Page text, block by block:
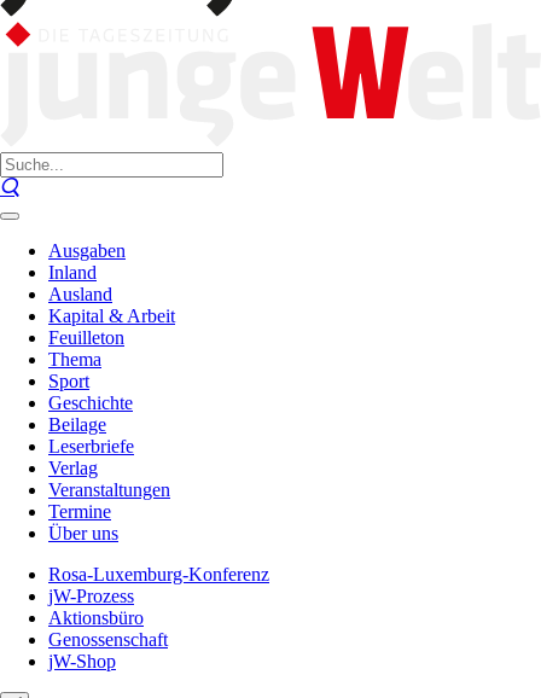
Ausgaben
Inland
Ausland
Kapital & Arbeit
Feuilleton
Thema
Sport
Geschichte
Beilage
Leserbriefe
Verlag
Veranstaltungen
Termine
Über uns
Rosa-Luxemburg-Konferenz
jW-Prozess
Aktionsbüro
Genossenschaft
jW-Shop